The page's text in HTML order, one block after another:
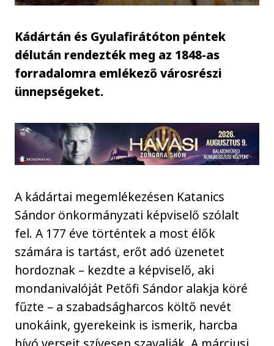
Kádártán és Gyulafirátóton péntek
délután rendezték meg az 1848-as
forradalomra emlékező városrészi
ünnepségeket.
A kádártai megemlékezésen Katanics
Sándor önkormányzati képviselő szólalt
fel. A 177 éve történtek a most élők
számára is tartást, erőt adó üzenetet
hordoznak – kezdte a képviselő, aki
mondanivalóját Petőfi Sándor alakja köré
fűzte – a szabadságharcos költő nevét
unokáink, gyerekeink is ismerik, harcba